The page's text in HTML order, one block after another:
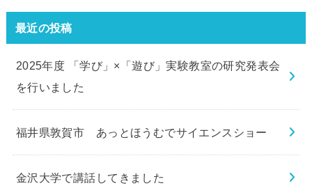
最近の投稿
2025年度 「学び」×「遊び」実験教室の研究発表会
を行いました
福井県敦賀市 あっとほうむでサイエンスショー
金沢大学で講話してきました